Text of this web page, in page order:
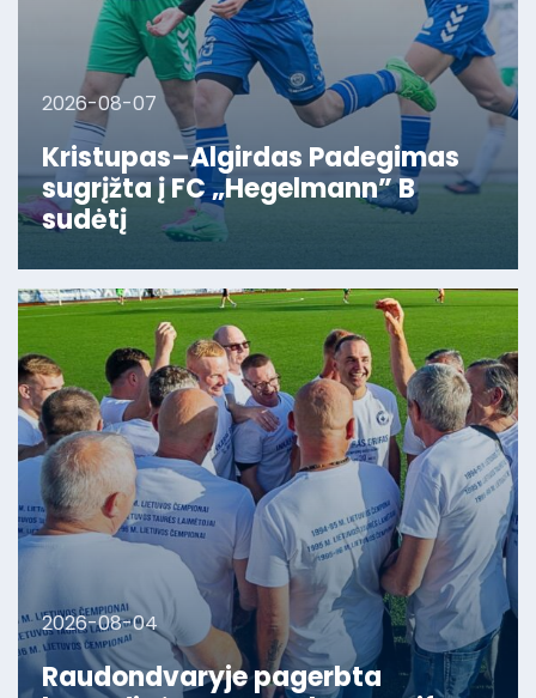
2026-08-07
Kristupas–Algirdas Padegimas
sugrįžta į FC „Hegelmann” B
sudėtį
2026-08-04
Raudondvaryje pagerbta